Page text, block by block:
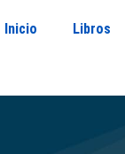
Inicio Libros